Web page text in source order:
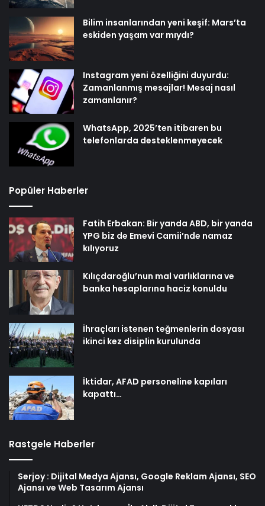
Bilim insanlarından yeni keşif: Mars’ta
eskiden yaşam var mıydı?
Instagram yeni özelliğini duyurdu:
Zamanlanmış mesajlar! Mesaj nasıl
zamanlanır?
WhatsApp, 2025’ten itibaren bu
telefonlarda desteklenmeyecek
Popüler Haberler
Fatih Erbakan: Bir yanda ABD, bir yanda
YPG biz de Emevi Camii’nde namaz
kılıyoruz
Kılıçdaroğlu’nun mal varlıklarına ve
banka hesaplarına haciz konuldu
İhraçları istenen teğmenlerin dosyası
ikinci kez disiplin kurulunda
İktidar, AFAD personeline kapıları
kapattı…
Rastgele Haberler
Serjoy : Dijital Medya Ajansı, Google Reklam Ajansı, SEO
Ajansı ve Web Tasarım Ajansı